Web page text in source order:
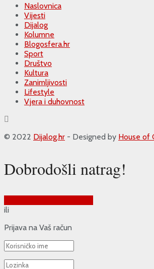
Naslovnica
Vijesti
Dijalog
Kolumne
Blogosfera.hr
Sport
Društvo
Kultura
Zanimljivosti
Lifestyle
Vjera i duhovnost
© 2022 Dijalog.hr - Designed by House of
Dobrodošli natrag!
ili
Prijava na Vaš račun